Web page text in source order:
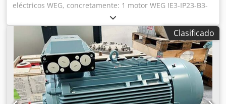
eléctricos WEG, concretamente: 1 motor WEG IE3-IP23-B3-
V, 1 motor WEG IE3-IP55-B35-FF500-V, 2 motores WEG IE3-
IP23-B35-FF600-F, 3 motores WEG IE3-IP23-B35-FF400-F, con
una potencia nominal de 37 kW; 1 motor WEG IE3-IP23-B3-
F, con una potencia nominal de 75 kW; 2 motores WEG IE3-
IP23-B35-FF600-F, 1 motor WEG IE3-IP23-B35-FF600-F, 1
motor WEG IE3-IP23-B35-FF500-V, con una potencia
nominal de 47 kW; 5 motores WEG IE3-IP23-B35-FF600-V,
con una potencia nominal de 113 kW; 1 motor WEG IE3-
IP23-B3-V, con una potencia nominal de 113 kW; 1 motor
Clasificado